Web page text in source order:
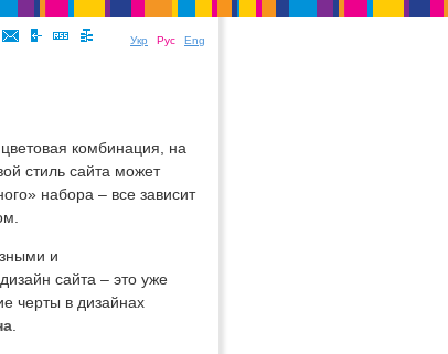
Укр Рус Eng
комбинация, на
стиль сайта может
набора – все зависит
и
сайта – это уже
черты в дизайнах